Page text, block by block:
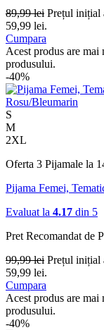
89,99lei Prețul inițial
59,99 lei.
Cumpara
Acest produs are
produsului.
-40%
S
M
2XL
Oferta 3 Pijamale la
Pijama Femei,
Evaluat la 4.17 din 5
Pret Recomandat de
99,99lei Prețul inițial
59,99 lei.
Cumpara
Acest produs are
produsului.
-40%